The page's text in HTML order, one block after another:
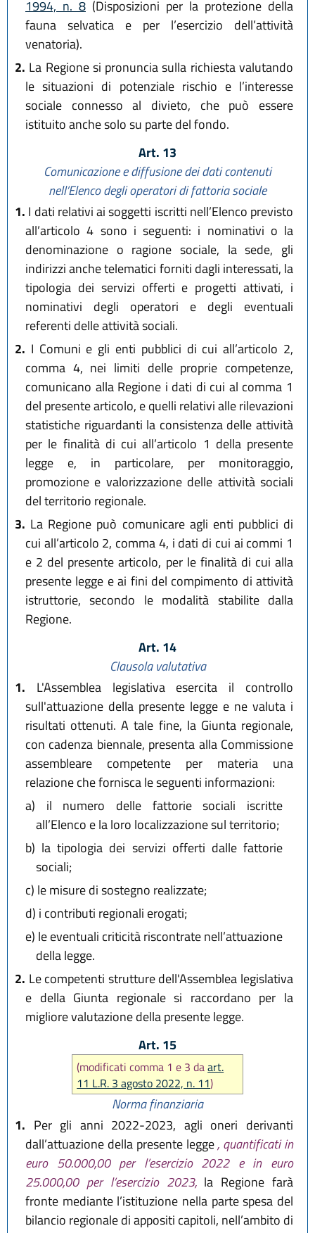
1994, n. 8 (Disposizioni per la protezione della
fauna selvatica e per l’esercizio dell’attività
venatoria).
2. La Regione si pronuncia sulla richiesta valutando
le situazioni di potenziale rischio e l’interesse
sociale connesso al divieto, che può essere
istituito anche solo su parte del fondo.
Art. 13
Comunicazione e diffusione dei dati contenuti
nell’Elenco degli operatori di fattoria sociale
1. I dati relativi ai soggetti iscritti nell’Elenco previsto
all’articolo 4 sono i seguenti: i nominativi o la
denominazione o ragione sociale, la sede, gli
indirizzi anche telematici forniti dagli interessati, la
tipologia dei servizi offerti e progetti attivati, i
nominativi degli operatori e degli eventuali
referenti delle attività sociali.
2. I Comuni e gli enti pubblici di cui all’articolo 2,
comma 4, nei limiti delle proprie competenze,
comunicano alla Regione i dati di cui al comma 1
del presente articolo, e quelli relativi alle rilevazioni
statistiche riguardanti la consistenza delle attività
per le finalità di cui all’articolo 1 della presente
legge e, in particolare, per monitoraggio,
promozione e valorizzazione delle attività sociali
del territorio regionale.
3. La Regione può comunicare agli enti pubblici di
cui all’articolo 2, comma 4, i dati di cui ai commi 1
e 2 del presente articolo, per le finalità di cui alla
presente legge e ai fini del compimento di attività
istruttorie, secondo le modalità stabilite dalla
Regione.
Art. 14
Clausola valutativa
1. L'Assemblea legislativa esercita il controllo
sull'attuazione della presente legge e ne valuta i
risultati ottenuti. A tale fine, la Giunta regionale,
con cadenza biennale, presenta alla Commissione
assembleare competente per materia una
relazione che fornisca le seguenti informazioni:
a) il numero delle fattorie sociali iscritte
all’Elenco e la loro localizzazione sul territorio;
b) la tipologia dei servizi offerti dalle fattorie
sociali;
c) le misure di sostegno realizzate;
d) i contributi regionali erogati;
e) le eventuali criticità riscontrate nell’attuazione
della legge.
2. Le competenti strutture dell'Assemblea legislativa
e della Giunta regionale si raccordano per la
migliore valutazione della presente legge.
Art. 15
(modificati comma 1 e 3 daart.
11 L.R. 3 agosto 2022, n. 11)
Norma finanziaria
1. Per gli anni 2022-2023, agli oneri derivanti
dall’attuazione della presente legge, quantificati in
euro 50.000,00 per l’esercizio 2022 e in euro
25.000,00 per l’esercizio 2023, la Regione farà
fronte mediante l’istituzione nella parte spesa del
bilancio regionale di appositi capitoli, nell’ambito di